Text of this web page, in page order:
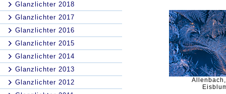
Glanzlichter 2018
Glanzlichter 2017
Glanzlichter 2016
Glanzlichter 2015
Glanzlichter 2014
Glanzlichter 2013
Glanzlichter 2012